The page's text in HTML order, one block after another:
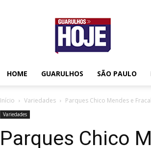
Guarulhos
Hoje
HOME GUARULHOS SÃO PAULO
Início Variedades Parques Chico Mendes e
Variedades
Parques Chico